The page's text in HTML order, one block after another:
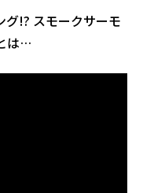
グ!? スモークサーモ
は…